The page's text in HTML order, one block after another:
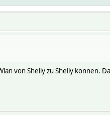
von Shelly zu Shelly können.